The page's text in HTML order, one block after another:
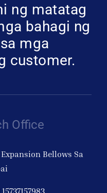
ng matatag
bahagi ng
mga
customer.
Office
Bellows Sa